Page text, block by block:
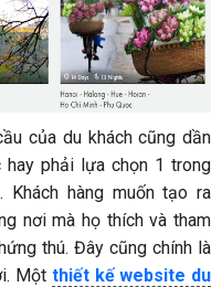
của du khách cũng dần
phải lựa chọn 1 trong
hàng muốn tạo ra
nơi mà họ thích và tham
thú. Đây cũng chính là
Một thiết kế website du